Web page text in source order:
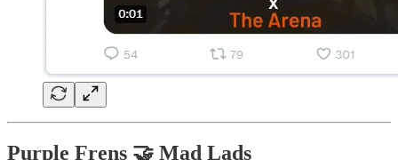
Purple Frens 🤝 Mad Lads